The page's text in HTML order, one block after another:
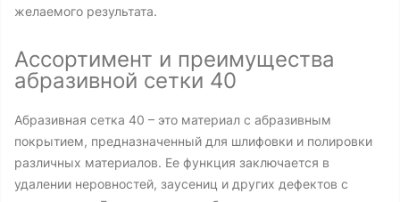
желаемого результата.
Ассортимент и преимущества
абразивной сетки 40
Абразивная сетка 40 – это материал с абразивным
покрытием, предназначенный для шлифовки и полировки
различных материалов. Ее функция заключается в
удалении неровностей, заусениц и других дефектов с